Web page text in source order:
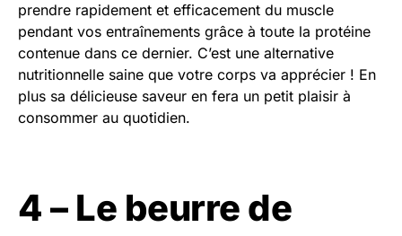
prendre rapidement et efficacement du muscle
pendant vos entraînements grâce à toute la protéine
contenue dans ce dernier. C’est une alternative
nutritionnelle saine que votre corps va apprécier ! En
plus sa délicieuse saveur en fera un petit plaisir à
consommer au quotidien.
4 – Le beurre de